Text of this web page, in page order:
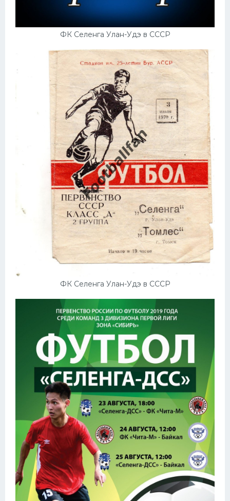
ФК Селенга Улан-Удэ в СССР
ФК Селенга Улан-Удэ в СССР